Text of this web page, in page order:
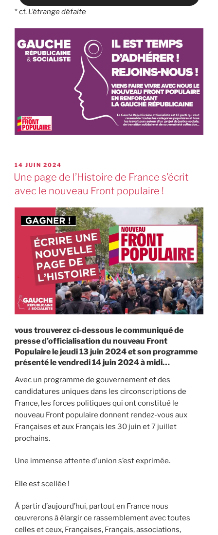
* cf. L’étrange défaite
14 JUIN 2024
Une page de l’Histoire de France s’écrit
avec le nouveau Front populaire !
vous trouverez ci-dessous le communiqué de
presse d’officialisation du nouveau Front
Populaire le jeudi 13 juin 2024 et son programme
présenté le vendredi 14 juin 2024 à midi…
Avec un programme de gouvernement et des
candidatures uniques dans les circonscriptions de
France, les forces politiques qui ont constitué le
nouveau Front populaire donnent rendez-vous aux
Françaises et aux Français les 30 juin et 7 juillet
prochains.
Une immense attente d’union s’est exprimée.
Elle est scellée !
À partir d’aujourd’hui, partout en France nous
œuvrerons à élargir ce rassemblement avec toutes
celles et ceux, Françaises, Français, associations,